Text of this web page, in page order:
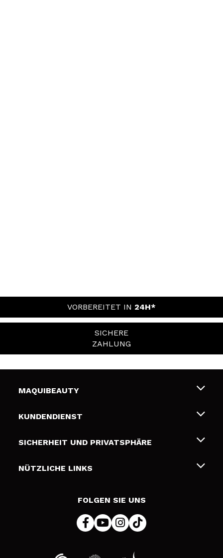
VORBEREITET IN 24H*
SICHERE
ZAHLUNG
MAQUIBEAUTY
Über uns
Geschenkkarten
KUNDENDIENST
Liefer- und Versandkosten
Zahlung
SICHERHEIT UND PRIVATSPHÄRE
Bedingungen und Datenschutz
NÜTZLICHE LINKS
FOLGEN SIE UNS